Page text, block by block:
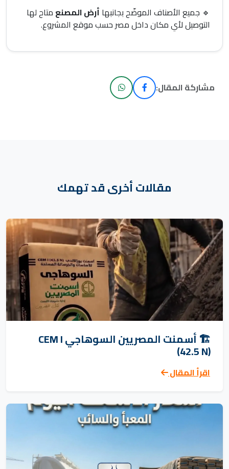
🔹 جميع الأصناف الموضّح بجانبها أرض المصنع متاح لها
التوصيل لأي مكان داخل مصر حسب موقع المشروع.
مشاركة المقال:
مقالات أخرى قد تهمك
🏗️ أسمنت المصريين السوهاجي CEM I
(42.5 N)
اقرأ المقال